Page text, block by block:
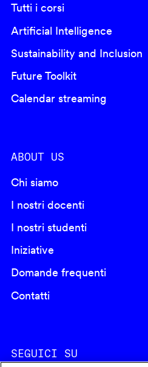
Tutti i corsi
Artificial Intelligence
Sustainability and Inclusion
Future Toolkit
Calendar streaming
ABOUT US
Chi siamo
I nostri docenti
I nostri studenti
Iniziative
Domande frequenti
Contatti
SEGUICI SU